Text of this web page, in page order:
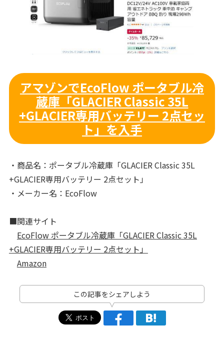
アマゾンでEcoFlow ポータブル冷
蔵庫「GLACIER Classic 35L
+GLACIER専用バッテリー 2点セッ
ト」を入手
・商品名：ポータブル冷蔵庫「GLACIER Classic 35L
+GLACIER専用バッテリー 2点セット」
・メーカー名：EcoFlow
■関連サイト
EcoFlow ポータブル冷蔵庫「GLACIER Classic 35L
+GLACIER専用バッテリー 2点セット」
Amazon
この記事をシェアしよう